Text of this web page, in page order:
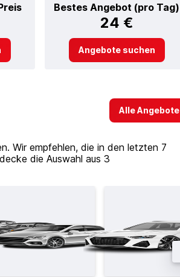
Bestes Angebot (pro Tag)
24 €
Angebote suchen
Alle Angebote
Wir empfehlen, die in den letzten 7
die Auswahl aus 3